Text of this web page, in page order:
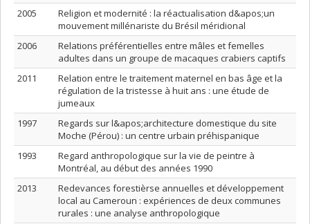
2005
Religion et modernité : la réactualisation d&apos;un
mouvement millénariste du Brésil méridional
2006
Relations préférentielles entre mâles et femelles
adultes dans un groupe de macaques crabiers captifs
2011
Relation entre le traitement maternel en bas âge et la
régulation de la tristesse à huit ans : une étude de
jumeaux
1997
Regards sur l&apos;architecture domestique du site
Moche (Pérou) : un centre urbain préhispanique
1993
Regard anthropologique sur la vie de peintre à
Montréal, au début des années 1990
2013
Redevances forestièrse annuelles et développement
local au Cameroun : expériences de deux communes
rurales : une analyse anthropologique